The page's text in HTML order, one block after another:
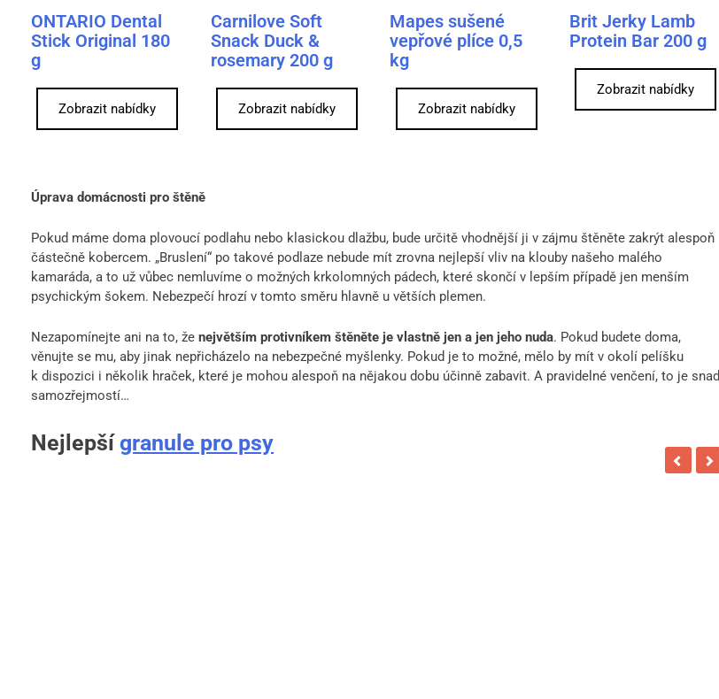
ONTARIO Dental
Stick Original 180
g
Zobrazit nabídky
Carnilove Soft
Snack Duck &
rosemary 200 g
Zobrazit nabídky
Mapes sušené
vepřové plíce 0,5
kg
Zobrazit nabídky
Brit Jerky Lamb
Protein Bar 200 g
Zobrazit nabídky
Úprava domácnosti pro štěně
Pokud máme doma plovoucí podlahu nebo klasickou dlažbu, bude určitě vhodnější ji v zájmu štěněte zakrýt alespoň
částečně kobercem. „Bruslení“ po takové podlaze nebude mít zrovna nejlepší vliv na klouby našeho malého
kamaráda, a to už vůbec nemluvíme o možných krkolomných pádech, které skončí v lepším případě jen menším
psychickým šokem. Nebezpečí hrozí v tomto směru hlavně u větších plemen.
Nezapomínejte ani na to, že největším protivníkem štěněte je vlastně jen a jen jeho nuda. Pokud budete doma,
věnujte se mu, aby jinak nepřicházelo na nebezpečné myšlenky. Pokud je to možné, mělo by mít v okolí pelíšku
k dispozici i několik hraček, které je mohou alespoň na nějakou dobu účinně zabavit. A pravidelné venčení, to je snad
samozřejmostí…
Nejlepšígranule pro psy